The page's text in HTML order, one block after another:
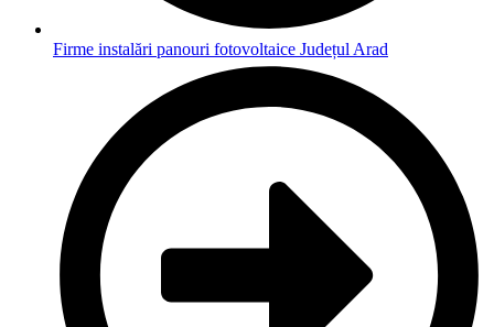
Firme instalări panouri fotovoltaice Județul Arad